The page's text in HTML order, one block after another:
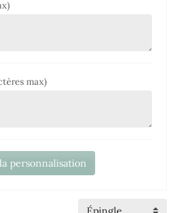
max)
personnalisation